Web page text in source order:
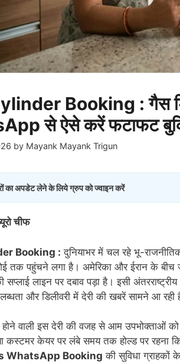
Booking : गैस
से ऐसे करें फटाफट
by Mayank Mayank Trigun
का अपडेट लेने के लिये ग्रुप को ज्वाइन करें
चीफ
Booking : दुनियाभर में चल रहे भू-
तक पहुंचने लगा है। अमेरिका और ईरान के बीच
लाइन पर दबाव पड़ा है। इसी
और डिलीवरी में देरी की खबरें सामने आ रही
होने वाली इस देरी की वजह से आम उपभोक्ताओं
कस्टमर केयर पर लंबे समय तक होल्ड पर रहना
WhatsApp Booking की सुविधा